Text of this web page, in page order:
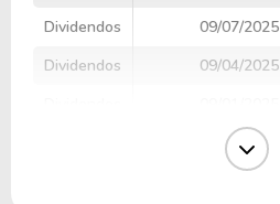
Dividendos
09/07/2025
Dividendos
09/04/2025
09/10/2024